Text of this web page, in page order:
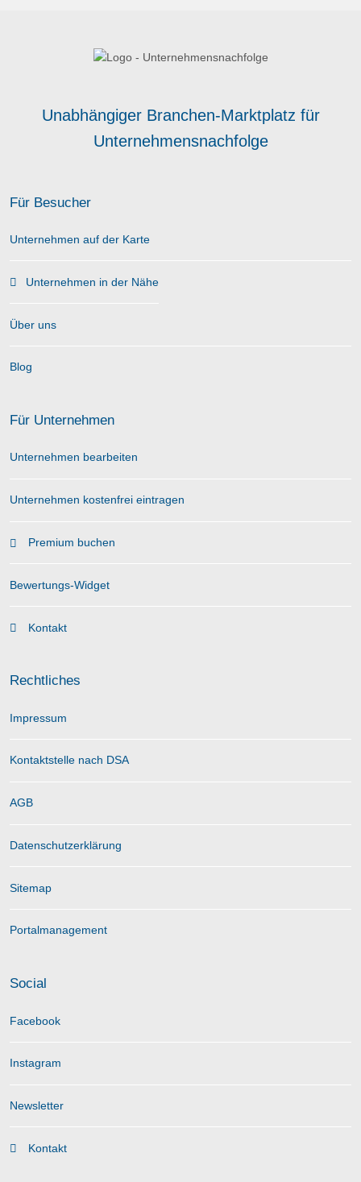
Unabhängiger Branchen-Marktplatz für
Unternehmensnachfolge
Für Besucher
Unternehmen auf der Karte
Unternehmen in der Nähe
Über uns
Blog
Für Unternehmen
Unternehmen bearbeiten
Unternehmen kostenfrei eintragen
Premium buchen
Bewertungs-Widget
Kontakt
Rechtliches
Impressum
Kontaktstelle nach DSA
AGB
Datenschutzerklärung
Sitemap
Portalmanagement
Social
Facebook
Instagram
Newsletter
Kontakt